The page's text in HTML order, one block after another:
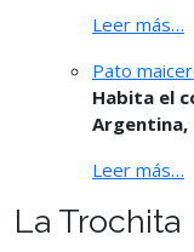
Leer más…
Pato
Habita el
Argentina,
Leer más…
La Trochita